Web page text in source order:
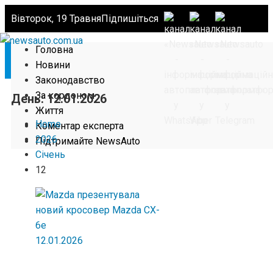
Вівторок, 19 ТравняПідпишіться
Головна
Новини
Законодавство
За кордоном
Життя
Коментар експерта
Підтримайте NewsAuto
День:12.01.2026
Home
2026
Січень
12
12.01.2026